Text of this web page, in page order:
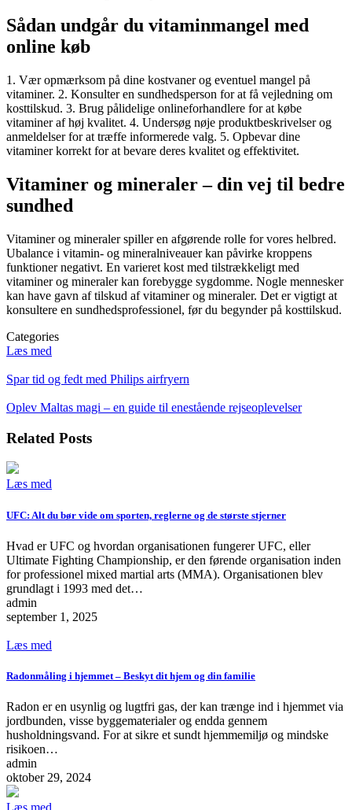
Sådan undgår du vitaminmangel med
online køb
1. Vær opmærksom på dine kostvaner og eventuel mangel på
vitaminer. 2. Konsulter en sundhedsperson for at få vejledning om
kosttilskud. 3. Brug pålidelige onlineforhandlere for at købe
vitaminer af høj kvalitet. 4. Undersøg nøje produktbeskrivelser og
anmeldelser for at træffe informerede valg. 5. Opbevar dine
vitaminer korrekt for at bevare deres kvalitet og effektivitet.
Vitaminer og mineraler – din vej til bedre
sundhed
Vitaminer og mineraler spiller en afgørende rolle for vores helbred.
Ubalance i vitamin- og mineralniveauer kan påvirke kroppens
funktioner negativt. En varieret kost med tilstrækkeligt med
vitaminer og mineraler kan forebygge sygdomme. Nogle mennesker
kan have gavn af tilskud af vitaminer og mineraler. Det er vigtigt at
konsultere en sundhedsprofessionel, før du begynder på kosttilskud.
Categories
Læs med
Spar tid og fedt med Philips airfryern
Oplev Maltas magi – en guide til enestående rejseoplevelser
Related Posts
Læs med
UFC: Alt du bør vide om sporten, reglerne og de største stjerner
Hvad er UFC og hvordan organisationen fungerer UFC, eller
Ultimate Fighting Championship, er den førende organisation inden
for professionel mixed martial arts (MMA). Organisationen blev
grundlagt i 1993 med det…
admin
september 1, 2025
Læs med
Radonmåling i hjemmet – Beskyt dit hjem og din familie
Radon er en usynlig og lugtfri gas, der kan trænge ind i hjemmet via
jordbunden, visse byggematerialer og endda gennem
husholdningsvand. For at sikre et sundt hjemmemiljø og mindske
risikoen…
admin
oktober 29, 2024